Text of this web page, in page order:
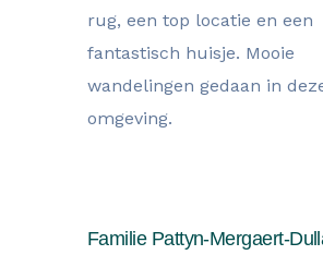
rug, een top locatie en een
fantastisch huisje. Mooie
wandelingen gedaan in
omgeving.
Familie Pattyn-Mergaert-